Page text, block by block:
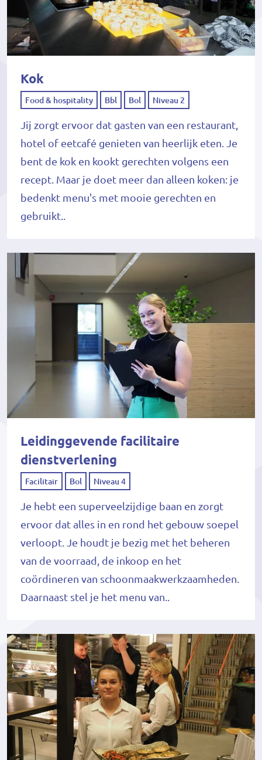
Kok
Food & hospitality Bbl Bol Niveau 2
Jij zorgt ervoor dat gasten van een restaurant,
hotel of eetcafé genieten van heerlijk eten. Je
bent de kok en kookt gerechten volgens een
recept. Maar je doet meer dan alleen koken: je
bedenkt menu's met mooie gerechten en
gebruikt..
Leidinggevende facilitaire
dienstverlening
Facilitair Bol Niveau 4
Je hebt een superveelzijdige baan en zorgt
ervoor dat alles in en rond het gebouw soepel
verloopt. Je houdt je bezig met het beheren
van de voorraad, de inkoop en het
coördineren van schoonmaakwerkzaamheden.
Daarnaast stel je het menu van..